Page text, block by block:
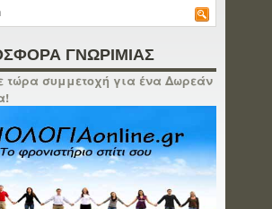
ΓΝΩΡΙΜΙΑΣ
τώρα συμμετοχή για ένα Δωρεάν